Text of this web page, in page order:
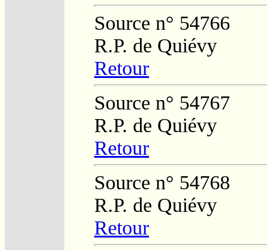
Source n° 54766
R.P. de Quiévy
Retour
Source n° 54767
R.P. de Quiévy
Retour
Source n° 54768
R.P. de Quiévy
Retour